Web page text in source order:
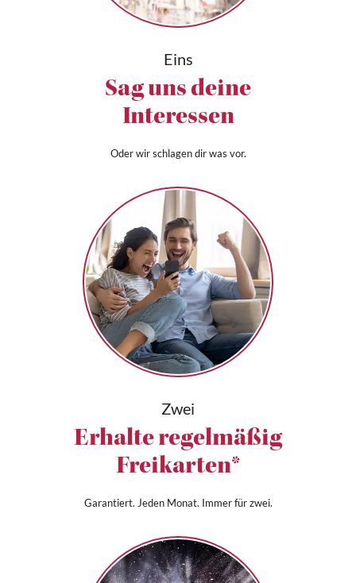
Eins
Sag uns deine
Interessen
Oder wir schlagen dir was vor.
Zwei
Erhalte regelmäßig
Freikarten*
Garantiert. Jeden Monat. Immer für zwei.